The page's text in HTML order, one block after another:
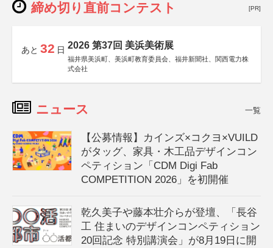
締め切り直前コンテスト [PR]
あと 32 日 2026 第37回 美浜美術展
福井県美浜町、美浜町教育委員会、福井新聞社、関西電力株
式会社
ニュース 一覧
【公募情報】カインズ×コクヨ×VUILD
がタッグ、家具・木工品デザインコン
ペティション「CDM Digi Fab
COMPETITION 2026」を初開催
乾久美子や藤本壮介らが登壇、「長谷
工 住まいのデザインコンペティション
20回記念 特別講演会」が8月19日に開